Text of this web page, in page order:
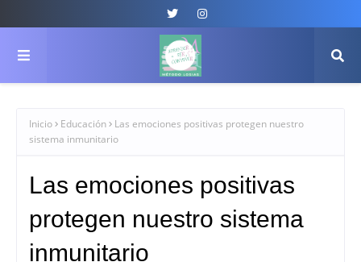
Inicio Educación
Las emociones positivas protegen nuestro
sistema inmunitario
Las emociones positivas
protegen nuestro sistema
inmunitario